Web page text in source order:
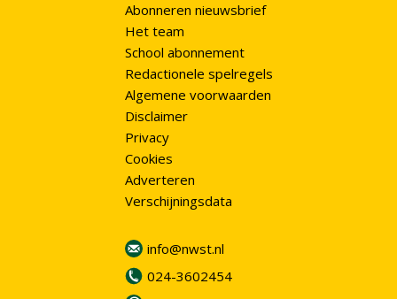
Abonneren nieuwsbrief
Het team
School abonnement
Redactionele spelregels
Algemene voorwaarden
Disclaimer
Privacy
Cookies
Adverteren
Verschijningsdata
info@nwst.nl
024-3602454